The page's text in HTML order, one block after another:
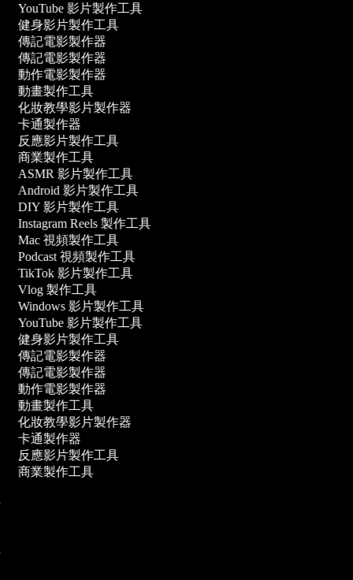
YouTube 影片製作工具
健身影片製作工具
傳記電影製作器
傳記電影製作器
動作電影製作器
動畫製作工具
化妝教學影片製作器
卡通製作器
反應影片製作工具
商業製作工具
ASMR 影片製作工具
Android 影片製作工具
DIY 影片製作工具
Instagram Reels 製作工具
Mac 視頻製作工具
Podcast 視頻製作工具
TikTok 影片製作工具
Vlog 製作工具
Windows 影片製作工具
YouTube 影片製作工具
健身影片製作工具
傳記電影製作器
傳記電影製作器
動作電影製作器
動畫製作工具
化妝教學影片製作器
卡通製作器
反應影片製作工具
商業製作工具